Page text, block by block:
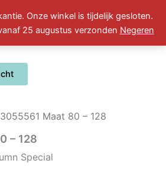
Onze winkel is tijdelijk gesloten.
25 augustus verzonden Negeren
0
Maat 80 – 128
– 128
Special